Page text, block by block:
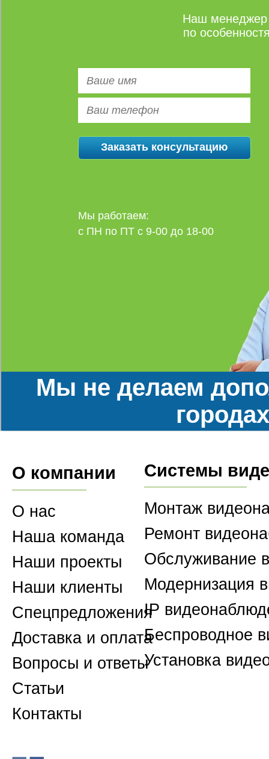
Наш менеджер
по
Мы работаем:
с ПН по ПТ с 9-00 до 18-00
Мы не делаем
О компании
О нас
Наша команда
Наши проекты
Наши клиенты
Спецпредложения
Доставка и оплата
Вопросы и ответы
Статьи
Контакты
Системы
Монтаж
Ремонт
Обслуживание
Модернизация
IP
Беспроводное
Установка